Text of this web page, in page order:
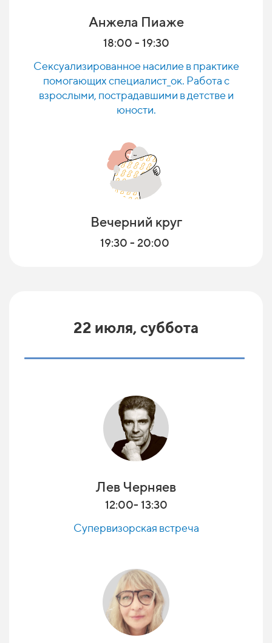
Анжела Пиаже
18:00 - 19:30
Сексуализированное насилие в практике
помогающих специалист_ок. Работа с
взрослыми, пострадавшими в детстве и
юности.
Вечерний круг
19:30 - 20:00
22 июля, суббота
Лев Черняев
12:00- 13:30
Супервизорская встреча